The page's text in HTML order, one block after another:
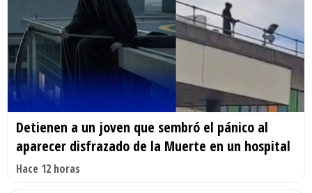
Detienen a un joven que sembró el pánico al
aparecer disfrazado de la Muerte en un hospital
Hace 12 horas